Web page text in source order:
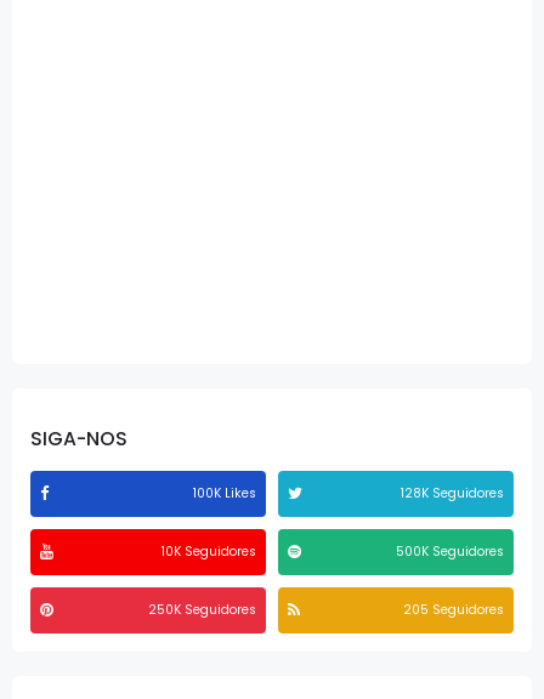
SIGA-NOS
100K Likes 128K Seguidores
10K Seguidores 500K Seguidores
250K Seguidores 205 Seguidores